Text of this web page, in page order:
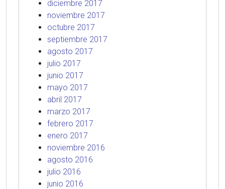
diciembre 2017
noviembre 2017
octubre 2017
septiembre 2017
agosto 2017
julio 2017
junio 2017
mayo 2017
abril 2017
marzo 2017
febrero 2017
enero 2017
noviembre 2016
agosto 2016
julio 2016
junio 2016